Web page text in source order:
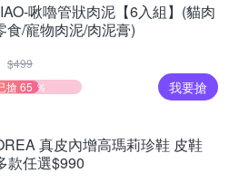
啾嚕管狀肉泥【6入組】(貓肉
食/寵物肉泥/肉泥膏)
$499
搶 65 ％
我要搶
真皮內增高瑪莉珍鞋 皮鞋
款任選$990